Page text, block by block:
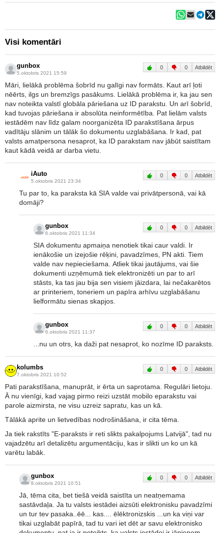
Visi komentāri
gunbox
5.oktobris 2021 15:59
0 0 Atbildēt
Māri, lielākā problēma šobrīd nu galīgi nav formāts. Kaut arī ļoti
nēērts, ilgs un bremzīgs pasākums. Lielākā problēma ir, ka jau sen
nav noteikta valstī globāla pāriešana uz ID parakstu. Un arī šobrīd,
kad tuvojas pāriešana ir absolūta neinformētība. Pat lielām valsts
iestādēm nav līdz galam noorganizēta ID parakstīšana ārpus
vadītāju slānim un tālāk šo dokumentu uzglabāšana. Ir kad, pat
valsts amatpersona nesaprot, ka ID parakstam nav jābūt saistītam
kaut kādā veidā ar darba vietu.
iAuto
5.oktobris 2021 23:34
0 0 Atbildēt
Tu par to, ka paraksta kā SIA valde vai privātpersonā, vai kā
domāji?
gunbox
6.oktobris 2021 11:34
0 0 Atbildēt
SIA dokumentu apmaiņa nenotiek tikai caur valdi. Ir
ienākošie un izejošie rēķini, pavadzīmes, PN akti. Tiem
valde nav nepieciešama. Atliek tikai jautājums, vai šie
dokumenti uzņēmumā tiek elektronizēti un par to arī
stāsts, ka tas jau bija sen visiem jāizdara, lai nečakarētos
ar printeriem, toneriem un papīra arhīvu uzglabāšanu
lielformātu sienas skapjos.
gunbox
6.oktobris 2021 11:37
0 0 Atbildēt
...nu un otrs, ka daži pat nesaprot, ko nozīme ID paraksts.
kolumbs
7.oktobris 2021 10:52
0 0 Atbildēt
Pati parakstīšana, manuprāt, ir ērta un saprotama. Regulāri lietoju.
Ā nu vienīgi, kad vajag pirmo reizi uzstāt mobilo eparakstu vai
parole aizmirsta, ne visu uzreiz sapratu, kas un kā.
Tālākā aprite un lietvedības nodrošināšana, ir cita tēma.
Ja tiek rakstīts "E-paraksts ir reti slikts pakalpojums Latvijā", tad nu
vajadzētu arī detalizētu argumentāciju, kas ir slikti un ko un kā
varētu labāk.
gunbox
8.oktobris 2021 10:51
0 0 Atbildēt
Jā, tēma cita, bet tiešā veidā saistīta un neatņemama
sastāvdaļa. Ja tu valsts iestādei aizsūti elektronisku pavadzīmi
un tur tev pasaka..ēē... kas.... ēlēktronizskis ...un ka viņi var
tikai uzglabāt papīrā, tad tu vari iet dēt ar savu elektronisko